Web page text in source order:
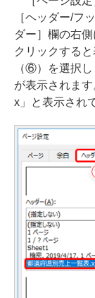
［ヘッダー/フ
ダー］欄の右
クリックする
（⑥）を選択
が表示されま
x」と表示され